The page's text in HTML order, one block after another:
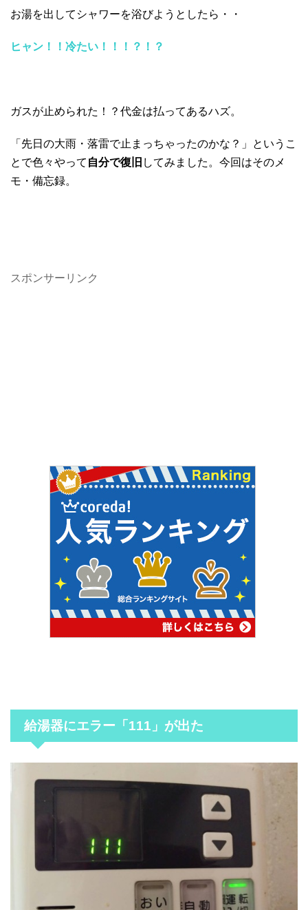
お湯を出してシャワーを浴びようとしたら・・
ヒャン！！冷たい！！！？！？
ガスが止められた！？代金は払ってあるハズ。
「先日の大雨・落雷で止まっちゃったのかな？」というこ
とで色々やって 自分で復旧 してみました。今回はそのメ
モ・備忘録。
スポンサーリンク
給湯器にエラー「111」が出た